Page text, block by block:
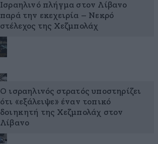
Ισραηλινό πλήγμα στον Λίβανο
παρά την εκεχειρία – Νεκρό
στέλεχος της Χεζμπολάχ
Ο ισραηλινός στρατός υποστηρίζει
ότι «εξάλειψε» έναν τοπικό
δοιηκητή της Χεζμπολάχ στον
Λίβανο